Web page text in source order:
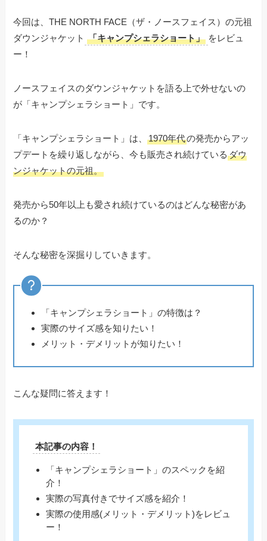
今回は、THE NORTH FACE（ザ・ノースフェイス）の元祖
ダウンジャケット 「キャンプシェラショート」 をレビュ
ー！
ノースフェイスのダウンジャケットを語る上で外せないの
が「キャンプシェラショート」です。
「キャンプシェラショート」は、1970年代の発売からアッ
プデートを繰り返しながら、今も販売され続けているダウ
ンジャケットの元祖。
発売から50年以上も愛され続けているのはどんな秘密があ
るのか？
そんな秘密を深掘りしていきます。
「キャンプシェラショート」の特徴は？
実際のサイズ感を知りたい！
メリット・デメリットが知りたい！
こんな疑問に答えます！
本記事の内容！
「キャンプシェラショート」のスペックを紹
介！
実際の写真付きでサイズ感を紹介！
実際の使用感(メリット・デメリット)をレビュ
ー！